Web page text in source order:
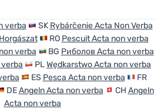
verba SK Rybárčenie Acta Non Verba
RO Pescuit Acta non verba
verba BG Риболов Acta non verba
PLWędkarstwo Acta non verba
ES Pesca Acta non verba
FR
DEAngeln Acta non verba CH Angeln
Acta non verba